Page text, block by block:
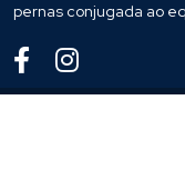
pernas conjugada ao